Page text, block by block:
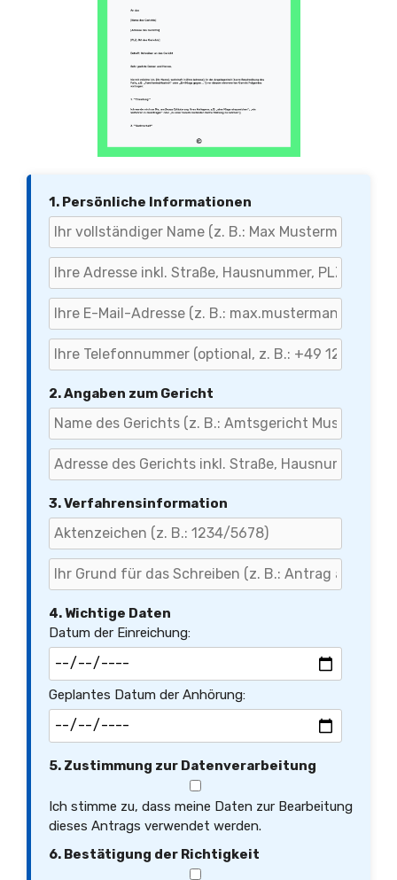
1. Persönliche Informationen
2. Angaben zum Gericht
3. Verfahrensinformation
4. Wichtige Daten
Datum der Einreichung:
Geplantes Datum der Anhörung:
5. Zustimmung zur Datenverarbeitung
Ich stimme zu, dass meine Daten zur Bearbeitung
dieses Antrags verwendet werden.
6. Bestätigung der Richtigkeit